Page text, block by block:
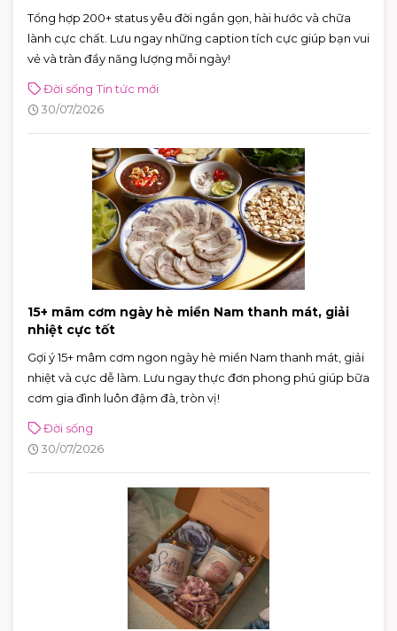
Tổng hợp 200+ status yêu đời ngắn gọn, hài hước và chữa
lành cực chất. Lưu ngay những caption tích cực giúp bạn vui
vẻ và tràn đầy năng lượng mỗi ngày!
Đời sống Tin tức mới
30/07/2026
15+ mâm cơm ngày hè miền Nam thanh mát, giải
nhiệt cực tốt
Gợi ý 15+ mâm cơm ngon ngày hè miền Nam thanh mát, giải
nhiệt và cực dễ làm. Lưu ngay thực đơn phong phú giúp bữa
cơm gia đình luôn đậm đà, tròn vị!
Đời sống
30/07/2026